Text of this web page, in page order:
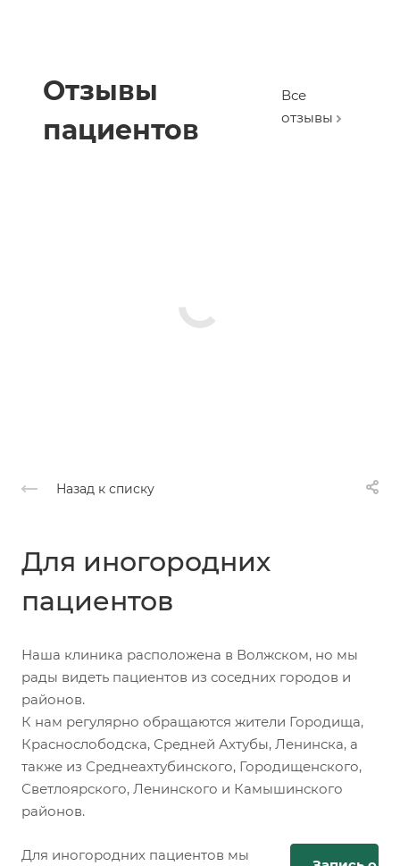
Отзывы
пациентов
Все
отзывы
Назад к списку
Для иногородних
пациентов
Наша клиника расположена в Волжском, но мы
рады видеть пациентов из соседних городов и
районов.
К нам регулярно обращаются жители Городища,
Краснослободска, Средней Ахтубы, Ленинска, а
также из Среднеахтубинского, Городищенского,
Светлоярского, Ленинского и Камышинского
районов.
Для иногородних пациентов мы